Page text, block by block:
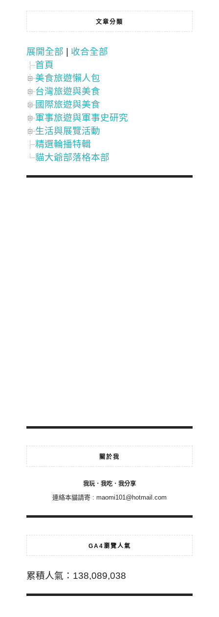
文章分類
展開全部
收合全部
首頁
美食旅遊懶人包
台灣旅遊與美食
國際旅遊與美食
軍事旅遊與軍事史研究
生活與展覽活動
精選輪播特輯
貓大爺部落格本部
關於我
我玩．我吃．我分享
連絡本貓請寄 : maomi101@hotmail.com
GA4瀏覽人氣
累積人氣：138,089,038